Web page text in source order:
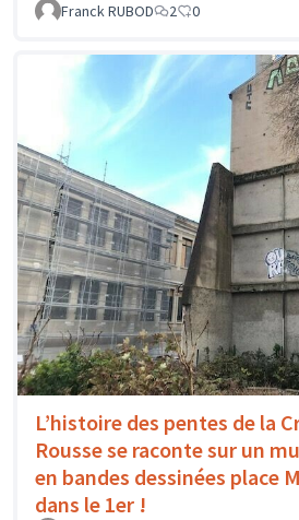
Franck RUBOD
2 0
L’histoire des pentes de la
Rousse se raconte sur un
en bandes dessinées place
dans le 1er !